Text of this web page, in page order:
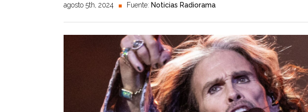
agosto 5th, 2024 Fuente: Noticias Radiorama